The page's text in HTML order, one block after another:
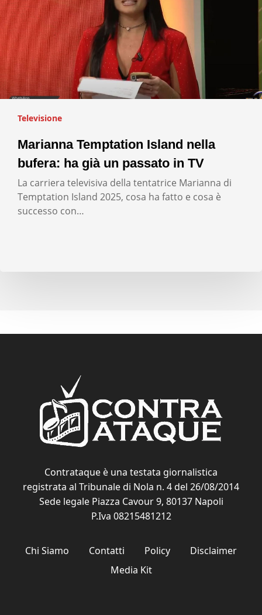
Televisione
Marianna Temptation Island nella
bufera: ha già un passato in TV
La carriera televisiva della tentatrice Marianna di
Temptation Island 2025, cosa ha fatto e cosa è
successo con…
Contrataque è una testata giornalistica
registrata al Tribunale di Nola n. 4 del 26/08/2014
Sede legale Piazza Cavour 9, 80137 Napoli
P.Iva 08215481212
Chi Siamo Contatti Policy
Disclaimer
Media Kit